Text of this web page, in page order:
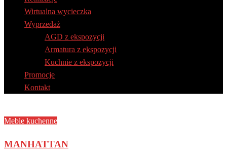
Wirtualna wycieczka
Wyprzedaż
AGD z ekspozycji
Armatura z ekspozycji
Kuchnie z ekspozycji
Promocje
Kontakt
Meble kuchenne
MANHATTAN